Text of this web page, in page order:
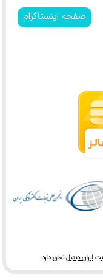
ایران دیتیلتعلق دارد.​​​​​​​
صفحه اینستاگرام